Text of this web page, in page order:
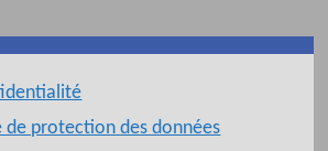
de protection des données